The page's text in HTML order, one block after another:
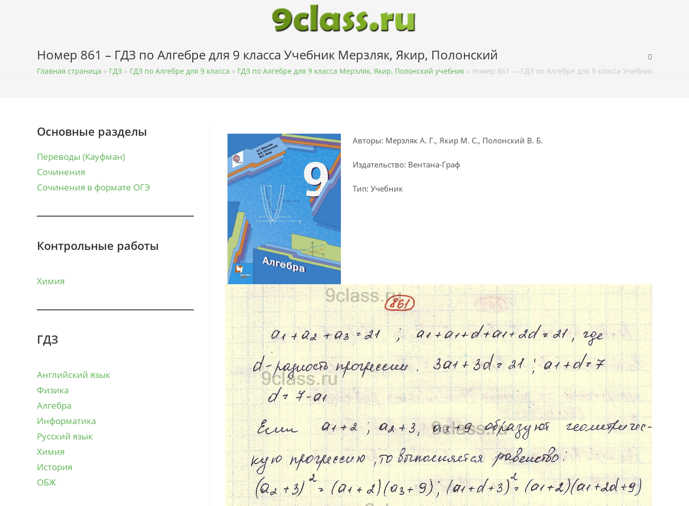
Номер 861 – ГДЗ по Алгебре для 9 класса Учебник Мерзляк, Якир, Полонский
Главная страница » ГДЗ » ГДЗ по Алгебре для 9 класса » ГДЗ по Алгебре для 9 класса Мерзляк, Якир, Полонский учебник » Номер 861 — ГДЗ по Алгебре для 9 класса Учебник
Основные разделы
Переводы (Кауфман)
Сочинения
Сочинения в формате ОГЭ
Контрольные работы
Химия
ГДЗ
Английский язык
Физика
Алгебра
Информатика
Русский язык
Химия
История
ОБЖ
Авторы: Мерзляк А. Г., Якир М. С., Полонский В. Б.
Издательство: Вентана-Граф
Тип: Учебник